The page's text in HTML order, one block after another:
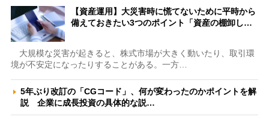
【資産運用】大災害時に慌てないために平時から
備えておきたい3つのポイント「資産の棚卸し…
大規模な災害が起きると、株式市場が大きく動いたり、取引環
境が不安定になったりすることがある。一方…
5年ぶり改訂の「CGコード」、何が変わったのかポイントを解
説 企業に成長投資の具体的な説…